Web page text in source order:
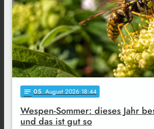
notes 05. August 2026 18:44
Wespen-Sommer: dieses Jahr
und das ist gut so